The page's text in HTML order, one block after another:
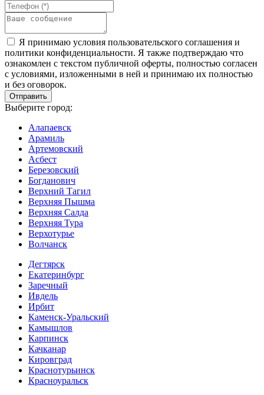
Я принимаю условия пользовательского соглашения и
политики конфиденциальности. Я также подтверждаю что
ознакомлен с текстом публичной оферты, полностью согласен
с условиями, изложенными в ней и принимаю их полностью
и без оговорок.
Выберите город:
Алапаевск
Арамиль
Артемовский
Асбест
Березовский
Богданович
Верхний Тагил
Верхняя Пышма
Верхняя Салда
Верхняя Тура
Верхотурье
Волчанск
Дегтярск
Екатеринбург
Заречный
Ивдель
Ирбит
Каменск-Уральский
Камышлов
Карпинск
Качканар
Кировград
Краснотурьинск
Красноуральск